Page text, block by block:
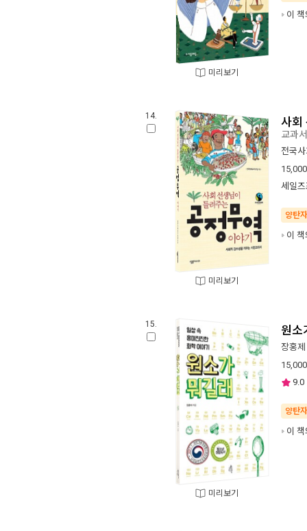
미리보기
이
14.
미리보기
사회
교과
전국
15,000
세일
양탄
이
15.
미리보기
원소
장홍제
15,000
9.0
양탄
이